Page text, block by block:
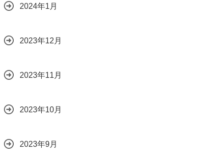
2024年1月
2023年12月
2023年11月
2023年10月
2023年9月